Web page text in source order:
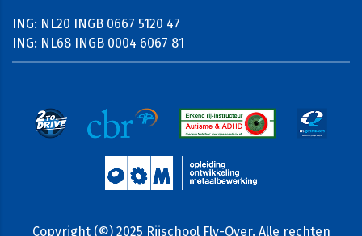
ING: NL20 INGB 0667 5120 47
ING: NL68 INGB 0004 6067 81
Copyright (©) 2025 Rijschool Fly-Over. Alle rechten